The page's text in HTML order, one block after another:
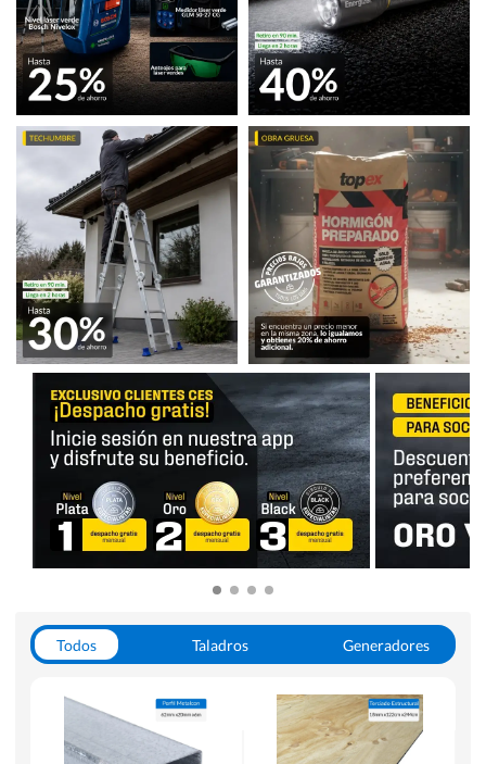
Todos Taladros
Generadores
Herramientas Manuales
Sierras Circulares